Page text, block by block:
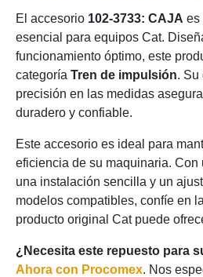
El accesorio 102-3733: CAJA es
esencial para equipos Cat.
funcionamiento óptimo, este
categoría Tren de impulsión. Su
precisión en las medidas
duradero y confiable.
Este accesorio es ideal para
eficiencia de su maquinaria. Con
una instalación sencilla y un
modelos compatibles, confíe en
producto original Cat puede
¿Necesita este repuesto para
Ahora con Procomex. Nos